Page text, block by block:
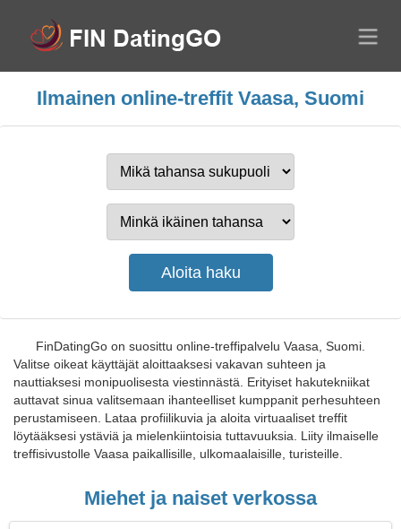
Ilmainen online-treffit Vaasa, Suomi
FinDatingGo on suosittu online-treffipalvelu Vaasa, Suomi.
Valitse oikeat käyttäjät aloittaaksesi vakavan suhteen ja
nauttiaksesi monipuolisesta viestinnästä. Erityiset hakutekniikat
auttavat sinua valitsemaan ihanteelliset kumppanit perhesuhteen
perustamiseen. Lataa profiilikuvia ja aloita virtuaaliset treffit
löytääksesi ystäviä ja mielenkiintoisia tuttavuuksia. Liity ilmaiselle
treffisivustolle Vaasa paikallisille, ulkomaalaisille, turisteille.
Miehet ja naiset verkossa